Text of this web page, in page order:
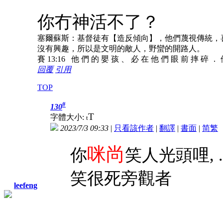
你冇神活不了？
塞爾蘇斯：基督徒有【造反傾向】，他們蔑視傳統
沒有興趣，所以是文明的敵人，野蠻的開路人。
賽 13:16 他 們 的 嬰 孩 、 必 在 他 們 眼 前 摔 碎 ．
回覆 引用
TOP
leefeng
130#
字體大小: tT
2023/7/3 09:33 | 只看該作者 | 翻譯 | 書面 | 简繁
你咪尚笑人光頭哩,
笑很死旁觀者